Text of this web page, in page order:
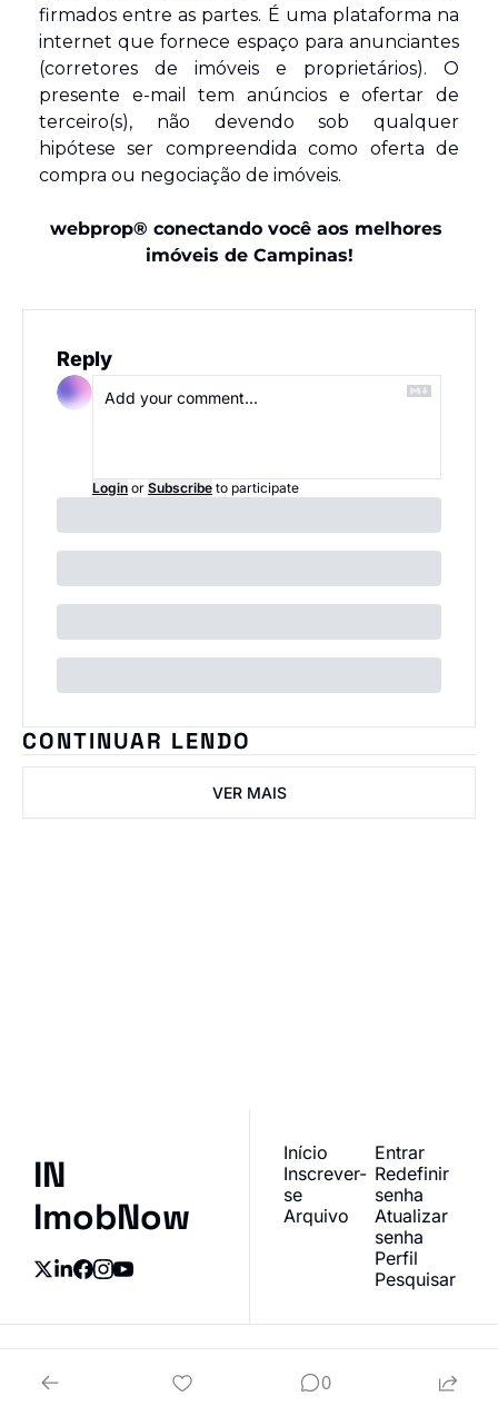
firmados entre as partes. É uma plataforma na
internet que fornece espaço para anunciantes
(corretores de imóveis e proprietários). O
presente e-mail tem anúncios e ofertar de
terceiro(s), não devendo sob qualquer
hipótese ser compreendida como oferta de
compra ou negociação de imóveis.
webprop® conectando você aos melhores
imóveis de Campinas!
Reply
Login or Subscribe to participate
CONTINUAR LENDO
VER MAIS
IN
ImobNow
Início
Inscrever-
se
Arquivo
Entrar
Redefinir
senha
Atualizar
senha
Perfil
Pesquisar
Powered by beehiiv0